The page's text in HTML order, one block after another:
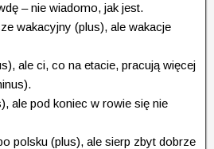
– nie wiadomo, jak jest.
wakacyjny (plus), ale wakacje
ale ci, co na etacie, pracują więcej
ale pod koniec w rowie się nie
polsku (plus), ale sierp zbyt dobrze